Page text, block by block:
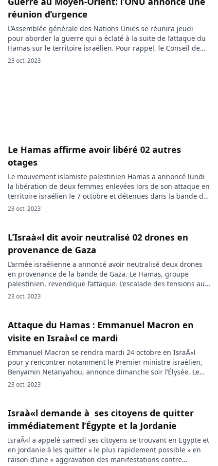
réunion d’urgence
L’Assemblée générale des Nations Unies se réunira jeudi
pour aborder la guerre qui a éclaté à la suite de l’attaque du
Hamas sur le territoire israélien. Pour rappel, le Conseil de
sécurité n’a pas pu trouver un accord sur une résolution
23 oct. 2023
Le Hamas affirme avoir libéré 02 autres
otages
Le mouvement islamiste palestinien Hamas a annoncé lundi
la libération de deux femmes enlevées lors de son attaque en
territoire israélien le 7 octobre et détenues dans la bande de
Gaza. Cette libération, résultat d’une médiation du Qatar et
[…]
23 oct. 2023
L’Israà«l dit avoir neutralisé 02 drones en
provenance de Gaza
L’armée israélienne a annoncé avoir neutralisé deux drones
en provenance de la bande de Gaza. Le Hamas, groupe
palestinien, revendique l’attaque. L’escalade des tensions au
Moyen-Orient a pris une nouvelle tournure avec l’annonce de
drones étaient apparemment destinés […]
23 oct. 2023
Attaque du Hamas : Emmanuel Macron en
visite en Israà«l ce mardi
Emmanuel Macron se rendra mardi 24 octobre en IsraÃ«l
pour y rencontrer notamment le Premier ministre israélien,
Benyamin Netanyahou, annonce dimanche soir l’Élysée. Le
président français Emmanuel Macron se rendra mardi à Tel-
gouvernement israélien avait indiqué, peu avant sur X (ex-
Twitter), la prochaine […]
23 oct. 2023
Israà«l demande à ses citoyens de quitter
immédiatement l’Égypte et la Jordanie
IsraÃ«l a appelé samedi ses citoyens se trouvant en Egypte et
en Jordanie à les quitter « le plus rapidement possible » en
raison d’une « aggravation des manifestations contre